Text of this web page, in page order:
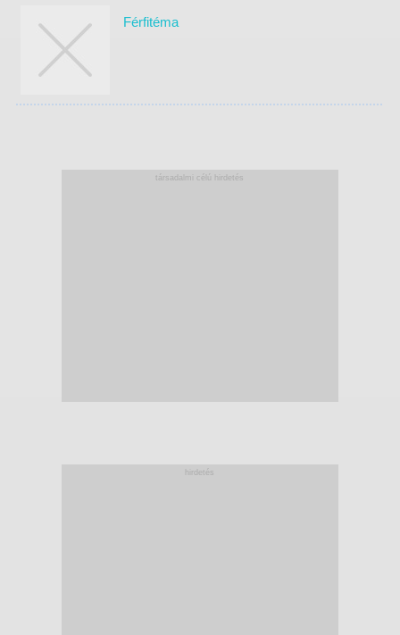
Férfitéma
társadalmi célú hirdetés
hirdetés